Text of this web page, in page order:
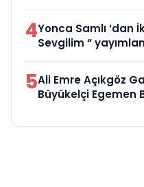
4Yonca Samlı ‘dan
Sevgilim “
5Ali Emre Açıkgöz
Büyükelçi Egemen